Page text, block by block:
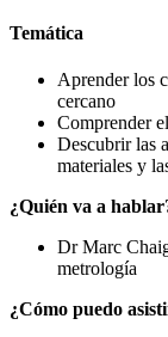
Temática
Aprender los
cercano
Comprender
Descubrir las
materiales y
¿Quién va a
Dr Marc
metrología
¿Cómo puedo